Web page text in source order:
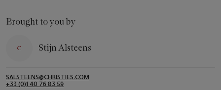
Brought to you by
Stijn Alsteens
SALSTEENS@CHRISTIES.COM
+33 (0)1 40 76 83 59